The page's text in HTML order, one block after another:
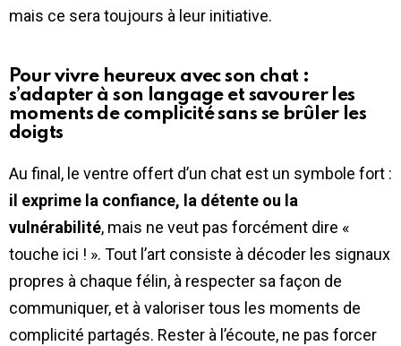
mais ce sera toujours à leur initiative.
Pour vivre heureux avec son chat :
s’adapter à son langage et savourer les
moments de complicité sans se brûler les
doigts
Au final, le ventre offert d’un chat est un symbole fort :
il exprime la confiance, la détente ou la
vulnérabilité, mais ne veut pas forcément dire «
touche ici ! ». Tout l’art consiste à décoder les signaux
propres à chaque félin, à respecter sa façon de
communiquer, et à valoriser tous les moments de
complicité partagés. Rester à l’écoute, ne pas forcer